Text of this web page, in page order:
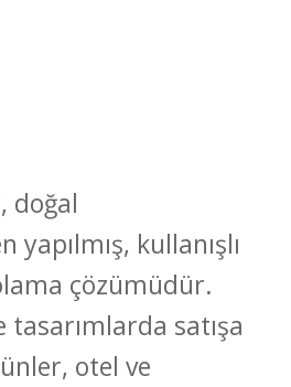
doğal
yapılmış, kullanışlı
çözümüdür.
tasarımlarda satışa
otel ve